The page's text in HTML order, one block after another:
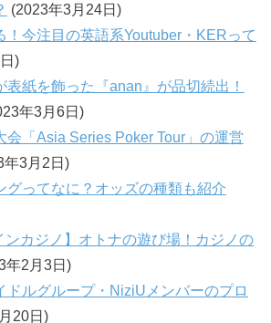
(2023年3月24日)
！今注目の英語系Youtuber・KERって
)
表紙を飾った『anan』が品切続出！
年3月6日)
会「Asia Series Poker Tour」の運営
年3月2日)
グってなに？オッズの種類も紹介
ンカジノ】オトナの遊び場！カジノの
年2月3日)
ドルグループ・NiziUメンバーのプロ
20日)